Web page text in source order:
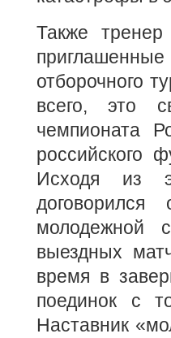
Также
отборочного
всего, это
чемпионата
российского
Исходя из
молодежной
выездных
время в
поединок с
Наставник